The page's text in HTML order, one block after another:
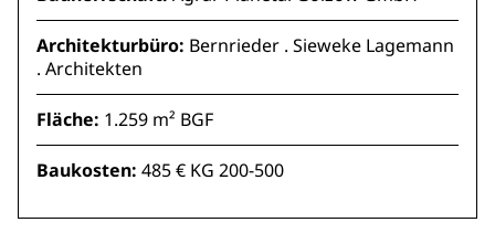
Architekturbüro: Bernrieder . Sieweke Lagemann
. Architekten
Fläche: 1.259 m² BGF
Baukosten: 485 € KG 200-500